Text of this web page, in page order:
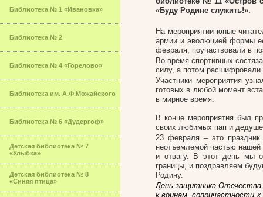
Библиотека № 1 «Ивановка»
Библиотека № 2
Библиотека № 4 «Горелово»
Библиотека им. А.Ф.Можайского
Библиотека № 6 «Дудергоф»
Детская библиотека № 7
«Улыбка»
Детская библиотека № 8
«Синяя птица»
«Буду Родине служить!».
На мероприятии юные
армии и эволюцией формы
февраля, поучаствовали в
Во время спортивных
силу, а потом
Участники мероприятия
готовых в любой момент
в мирное время.
В конце мероприятия был
своих любимых пап и
23 февраля – это
неотъемлемой частью нашей
и отвагу. В этот день мы
границы, и поздравляем
Родину.
День защитника
к воинам, сопричастности